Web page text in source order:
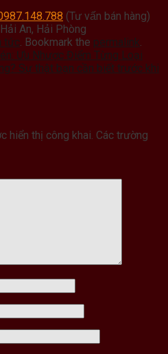
(Tư vấn bán hàng)
An, Hải Phòng
tức. Bookmark the permalink.
Ưu Nhược Điểm Từng Loại
Sự thật bạn cần biết trước khi
hiển thị công khai. Các trường